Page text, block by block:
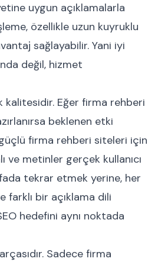
uygun açıklamalarla
özellikle uzun kuyruklu
sağlayabilir. Yani iyi
değil, hizmet
Eğer firma rehberi
beklenen etki
güçlü firma rehberi siteleri için
ve metinler gerçek kullanıcı
tekrar etmek yerine, her
bir açıklama dili
hedefini aynı noktada
Sadece firma